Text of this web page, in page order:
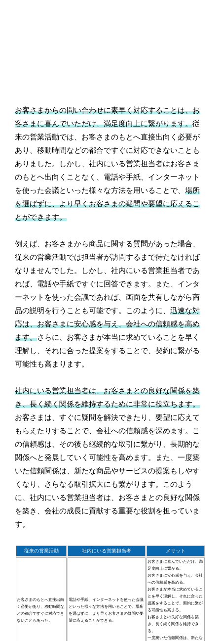
お客さまからの問い合わせに素早く対応することは、お
客さまに喜んでいただけ、満足度向上に繋がります。従
来の営業活動では、お客さまのもとへ直接出向く必要が
あり、移動時間などの都合ですぐに対応できないことも
ありました。しかし、社内にいる営業担当者はお客さま
のもとへ出向くことなく、電話や手紙、インターネット
を使った会議といった様々な方法を用いることで、場所
を選ばずに、より早くお客さまの疑問や要望に応えるこ
とができます。
例えば、お客さまから商品に関する質問があった場合、
従来の営業活動では担当者が訪問するまで待たなければ
なりませんでした。しかし、社内にいる営業担当者であ
れば、電話や手紙ですぐに回答できます。また、インタ
ーネットを使った会議であれば、画面を共有しながら商
品の説明を行うことも可能です。このように、迅速な対
応は、お客さまに安心感を与え、会社への信頼感を高め
ます。さらに、お客さまが本当に求めていることを早く
理解し、それに合った提案をすることで、契約に繋がる
可能性も高まります。
社内にいる営業担当者は、お客さまとの良好な関係を築
き、長く続く関係を維持するために非常に役立ちます。
お客さまは、すぐに疑問を解決できたり、要望に応えて
もらえたりすることで、会社への信頼感を深めます。こ
の信頼感は、その後も継続的な取引に繋がり、長期的な
関係へと発展していく可能性を高めます。また、一度築
いた信頼関係は、新たな商品やサービスの提案もしやす
くなり、さらなる取引拡大にも繋がります。このよう
に、社内にいる営業担当者は、お客さまとの良好な関係
を築き、会社の成長に貢献する重要な役割を担っていま
す。
従来の営業活動 社内にいる営業担当者 メリット
お客さまのもとへ直接出向
く必要があり、移動時間な
どの都合ですぐに対応でき
ないこともあった。
電話や手紙、インターネットを使った会議
といった様々な方法を用いることで、場所
を選ばずに、より早くお客さまの疑問や要
望に応えることができる。
お客さまに喜んでいただけ、満
足度向上に繋がる。
お客さまに安心感を与え、会社
への信頼感を高める。
お客さまが本当に求めているこ
とを早く理解し、それに合った
提案をすることで、契約に繋が
る可能性も高まる。
お客さまとの良好な関係を築
き、長く続く関係を維持でき
る。
一度築いた信頼関係は、新たな